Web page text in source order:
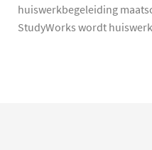
huiswerkbegeleiding
StudyWorks wordt